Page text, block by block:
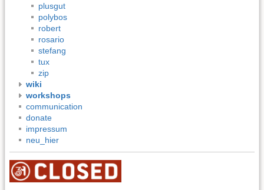
plusgut
polybos
robert
rosario
stefang
tux
zip
wiki
workshops
communication
donate
impressum
neu_hier